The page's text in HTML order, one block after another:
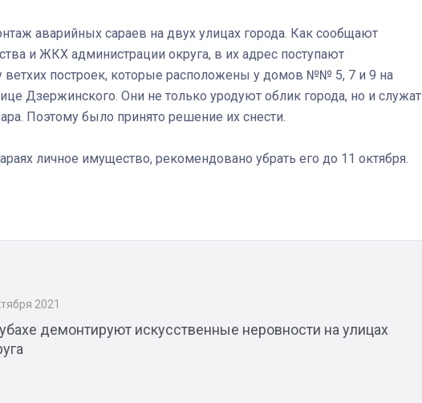
аварийных сараев на двух улицах города. Как сообщают
и ЖКХ администрации округа, в их адрес поступают
построек, которые расположены у домов №№ 5, 7 и 9 на
Дзержинского. Они не только уродуют облик города, но и служат
Поэтому было принято решение их снести.
личное имущество, рекомендовано убрать его до 11 октября.
2021
демонтируют искусственные неровности на улицах
03 4 октября 2025
мечту